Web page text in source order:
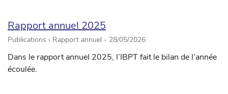
Rapport annuel 2025
Publications › Rapport annuel - 28/05/2026
Dans le rapport annuel 2025, l’IBPT fait le bilan de l’année
écoulée.